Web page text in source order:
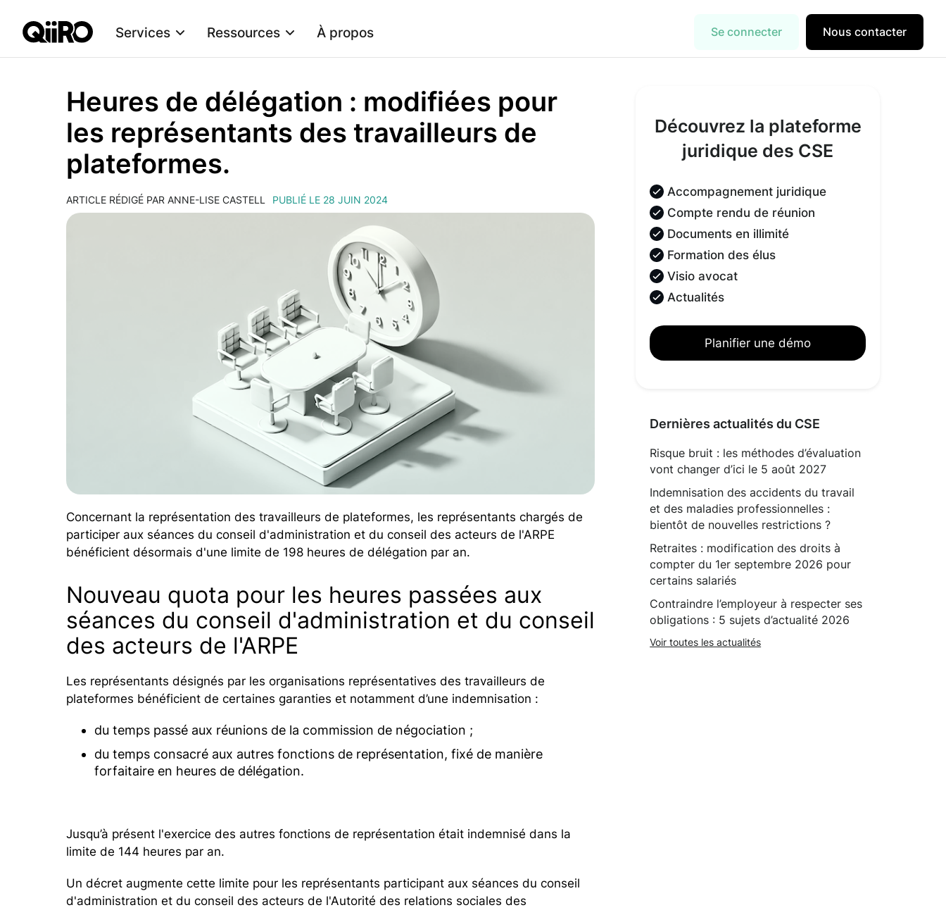
Services Ressources À propos Se connecter Nous contacter
Heures de délégation : modifiées pour
les représentants des travailleurs de
plateformes.
ARTICLE RÉDIGÉ PAR ANNE-LISE CASTELL PUBLIÉ LE 28 JUIN 2024
Concernant la représentation des travailleurs de plateformes, les représentants chargés de
participer aux séances du conseil d'administration et du conseil des acteurs de l'ARPE
bénéficient désormais d'une limite de 198 heures de délégation par an.
Nouveau quota pour les heures passées aux
séances du conseil d'administration et du conseil
des acteurs de l'ARPE
Les représentants désignés par les organisations représentatives des travailleurs de
plateformes bénéficient de certaines garanties et notamment d’une indemnisation :
du temps passé aux réunions de la commission de négociation ;
du temps consacré aux autres fonctions de représentation, fixé de manière
forfaitaire en heures de délégation.
Jusqu’à présent l'exercice des autres fonctions de représentation était indemnisé dans la
limite de 144 heures par an.
Un décret augmente cette limite pour les représentants participant aux séances du conseil
d'administration et du conseil des acteurs de l'Autorité des relations sociales des
Découvrez la plateforme
juridique des CSE
Accompagnement juridique
Compte rendu de réunion
Documents en illimité
Formation des élus
Visio avocat
Actualités
Planifier une démo
Dernières actualités du CSE
Risque bruit : les méthodes d’évaluation
vont changer d’ici le 5 août 2027
Indemnisation des accidents du travail
et des maladies professionnelles :
bientôt de nouvelles restrictions ?
Retraites : modification des droits à
compter du 1er septembre 2026 pour
certains salariés
Contraindre l’employeur à respecter ses
obligations : 5 sujets d’actualité 2026
Voir toutes les actualités